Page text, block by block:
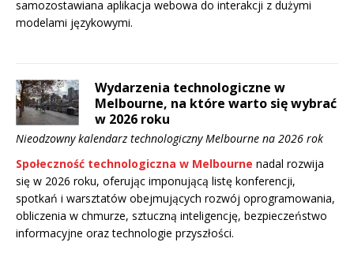
samozostawiana aplikacja webowa do interakcji z dużymi
modelami językowymi.
Wydarzenia technologiczne w
Melbourne, na które warto się wybrać
w 2026 roku
Nieodzowny kalendarz technologiczny Melbourne na 2026 rok
Społeczność technologiczna w Melbourne nadal rozwija
się w 2026 roku, oferując imponującą listę konferencji,
spotkań i warsztatów obejmujących rozwój oprogramowania,
obliczenia w chmurze, sztuczną inteligencję, bezpieczeństwo
informacyjne oraz technologie przyszłości.